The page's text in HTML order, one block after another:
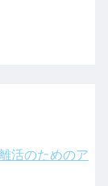
活のためのア